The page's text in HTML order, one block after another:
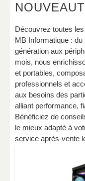
Découvrez toutes
MB Informatique :
génération aux
mois, nous
et portables,
professionnels et
aux besoins des
alliant performance,
Bénéficiez de
le mieux adapté à
service après-vente